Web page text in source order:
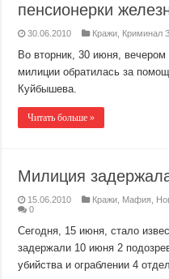
пенсионерки
30.06.2010 Кражи Криминал
Во вторник, 30 июня,
милиции обратилась за
Куйбышева.
Читать больше »
Милиция
15.06.2010 Кражи Мафия
0
Сегодня, 15 июня, стало
задержали 10 июня 2
убийства и ограблении 4